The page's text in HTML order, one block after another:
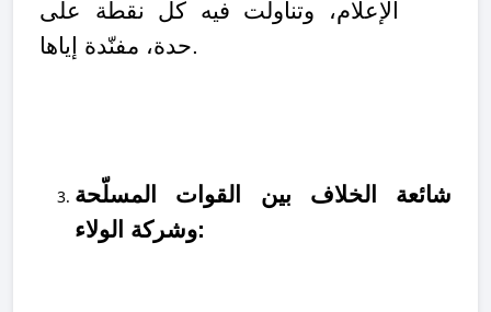
الإعلام، وتناولت فيه كل نقطة على
حدة، مفنّدة إياها.
شائعة الخلاف بين القوات المسلّحة
وشركة الولاء: